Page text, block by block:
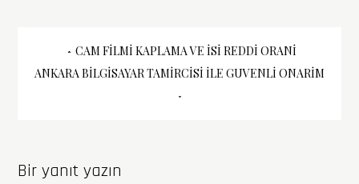
YazıCAM FILMI KAPLAMA VE İSI REDDI ORANI
ANKARA BILGISAYAR TAMIRCISI İLE GUVENLI ONARIM
Bir yanıt yazın